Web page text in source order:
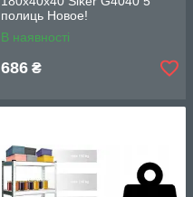
полиць Новое!
В наявності
686 ₴